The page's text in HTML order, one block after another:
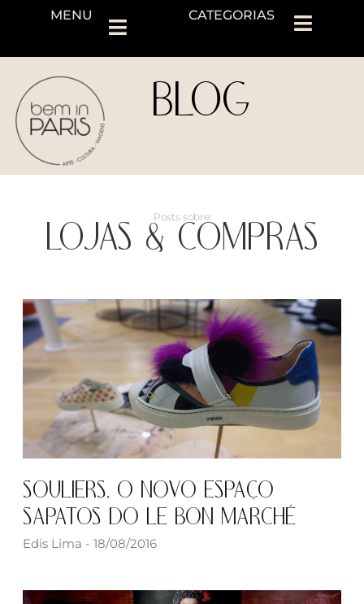
MENU CATEGORIAS
BLOG
Posts sobre:
LOJAS & COMPRAS
SOULIERS, O NOVO ESPAÇO
SAPATOS DO LE BON MARCHÉ
Edis Lima 18/08/2016